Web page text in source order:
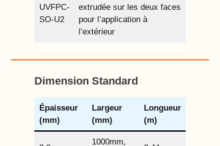
UVFPC-
SO-U2
extrudée sur les deux faces
pour l’application à
l’extérieur
Dimension Standard
Épaisseur
(mm)
Largeur
(mm)
Longueur
(m)
1000mm,